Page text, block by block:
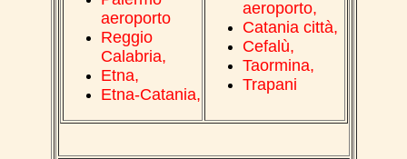
aeroporto
Reggio
Calabria,
Etna,
Etna-Catania,
aeroporto,
Catania città,
Cefalù,
Taormina,
Trapani